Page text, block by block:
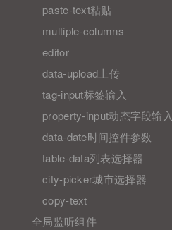
paste-text粘贴
multiple-columns
editor
data-upload上传
tag-input标签输入
property-input动态字段输入
data-date时间控件参数
table-data列表选择器
city-picker城市选择器
copy-text
全局监听组件